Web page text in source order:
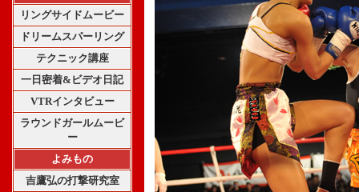
リングサイドムービー
ドリームスパーリング
テクニック講座
一日密着&ビデオ日記
VTRインタビュー
ラウンドガールムービ
ー
よみもの
吉鷹弘の打撃研究室